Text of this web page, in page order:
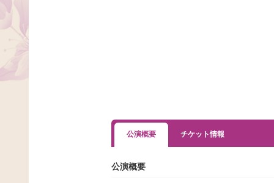
公演概要 チケット情報
公演概要